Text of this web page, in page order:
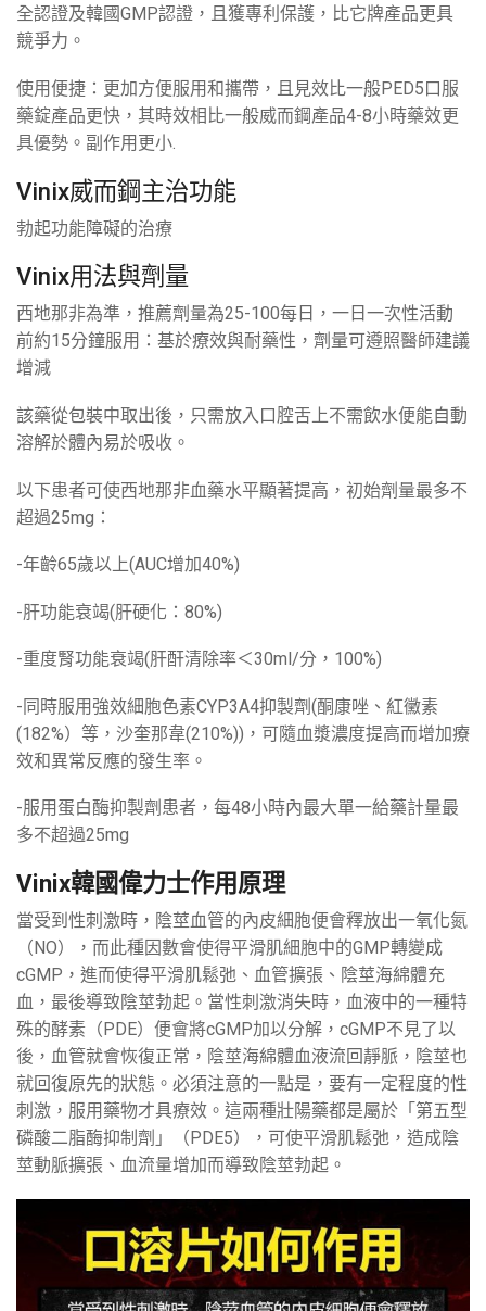
全認證及韓國GMP認證，且獲專利保護，比它牌產品更具
競爭力。
使用便捷：更加方便服用和攜帶，且見效比一般PED5口服
藥錠產品更快，其時效相比一般威而鋼產品4-8小時藥效更
具優勢。副作用更小.
Vinix威而鋼主治功能
勃起功能障礙的治療
Vinix用法與劑量
西地那非為準，推薦劑量為25-100每日，一日一次性活動
前約15分鐘服用：基於療效與耐藥性，劑量可遵照醫師建議
增減
該藥從包裝中取出後，只需放入口腔舌上不需飲水便能自動
溶解於體內易於吸收。
以下患者可使西地那非血藥水平顯著提高，初始劑量最多不
超過25mg：
-年齡65歲以上(AUC增加40%)
-肝功能衰竭(肝硬化：80%)
-重度腎功能衰竭(肝酐清除率＜30ml/分，100%)
-同時服用強效細胞色素CYP3A4抑製劑(酮康唑、紅黴素
(182%）等，沙奎那韋(210%))，可隨血漿濃度提高而增加療
效和異常反應的發生率。
-服用蛋白酶抑製劑患者，每48小時內最大單一給藥計量最
多不超過25mg
Vinix韓國偉力士作用原理
當受到性刺激時，陰莖血管的內皮細胞便會釋放出一氧化氮
（NO），而此種因數會使得平滑肌細胞中的GMP轉變成
cGMP，進而使得平滑肌鬆弛、血管擴張、陰莖海綿體充
血，最後導致陰莖勃起。當性刺激消失時，血液中的一種特
殊的酵素（PDE）便會將cGMP加以分解，cGMP不見了以
後，血管就會恢復正常，陰莖海綿體血液流回靜脈，陰莖也
就回復原先的狀態。必須注意的一點是，要有一定程度的性
刺激，服用藥物才具療效。這兩種壯陽藥都是屬於「第五型
磷酸二脂酶抑制劑」（PDE5），可使平滑肌鬆弛，造成陰
莖動脈擴張、血流量增加而導致陰莖勃起。